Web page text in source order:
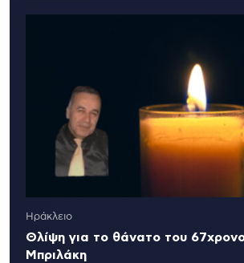
Ηράκλειο
Θλίψη για το θάνατο του
Μπριλάκη